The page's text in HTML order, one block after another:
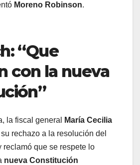
Moreno Robinson.
“Que
con la nueva
la fiscal general
María Cecilia
rechazo a la resolución del
reclamó que se respete lo
nueva Constitución